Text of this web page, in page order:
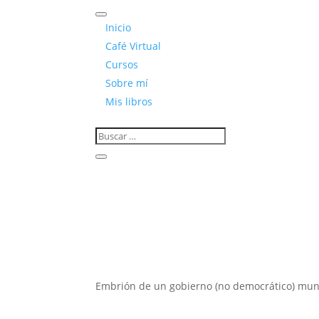
Inicio
Café Virtual
Cursos
Sobre mí
Mis libros
Embrión de un gobierno (no democrático)